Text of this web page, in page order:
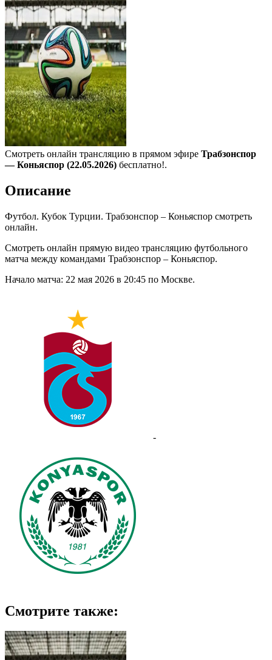
Смотреть онлайн трансляцию в прямом эфире Трабзонспор
— Коньяспор (22.05.2026) бесплатно!.
Описание
Футбол. Кубок Турции. Трабзонспор – Коньяспор смотреть
онлайн.
Смотреть онлайн прямую видео трансляцию футбольного
матча между командами Трабзонспор – Коньяспор.
Начало матча: 22 мая 2026 в 20:45 по Москве.
-
Смотрите также: